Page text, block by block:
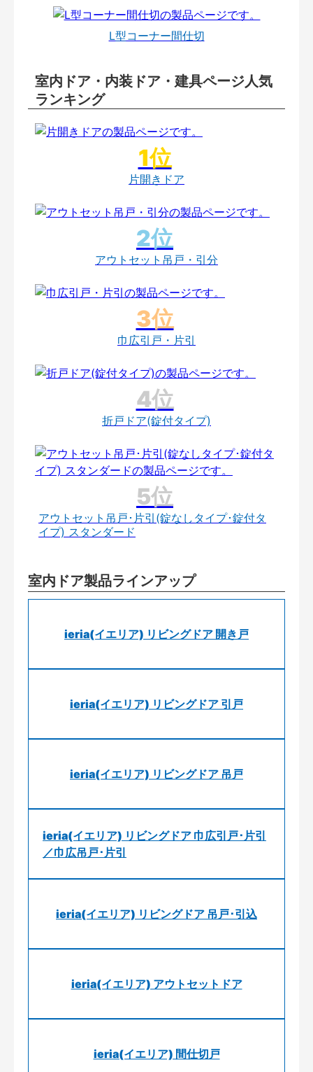
L型コーナー間仕切
室内ドア・内装ドア・建具ページ人気
ランキング
片開きドア
アウトセット吊戸・引分
巾広引戸・片引
折戸ドア(錠付タイプ)
アウトセット吊戸･片引(錠なしタイプ･錠付タ
イプ) スタンダード
室内ドア製品ラインアップ
ieria(イエリア) リビングドア 開き戸
ieria(イエリア) リビングドア 引戸
ieria(イエリア) リビングドア 吊戸
ieria(イエリア) リビングドア 巾広引戸･片引
／巾広吊戸･片引
ieria(イエリア) リビングドア 吊戸･引込
ieria(イエリア) アウトセットドア
ieria(イエリア) 間仕切戸